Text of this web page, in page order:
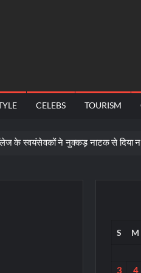
CELEBS TOURISM
नुक्कड़ नाटक से दिया नशामुक्ति का
S M
3
4